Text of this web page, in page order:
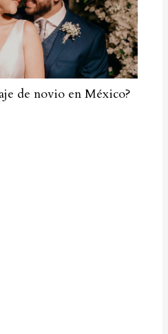
de novio en México?